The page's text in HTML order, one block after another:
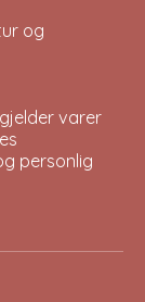
og
varer
personlig